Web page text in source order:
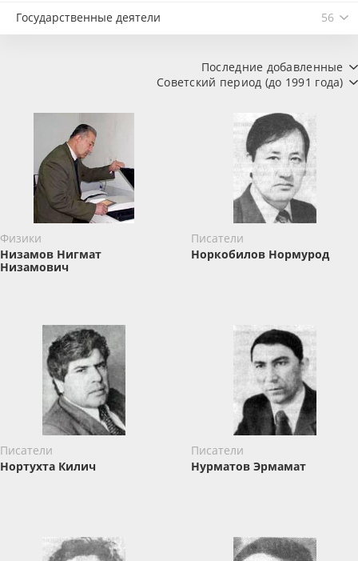
Государственные деятели 56
Последние добавленные
Советский период (до 1991 года)
Физики
Низамов Нигмат
Низамович
Писатели
Норкобилов Нормурод
Писатели
Нортухта Килич
Писатели
Нурматов Эрмамат